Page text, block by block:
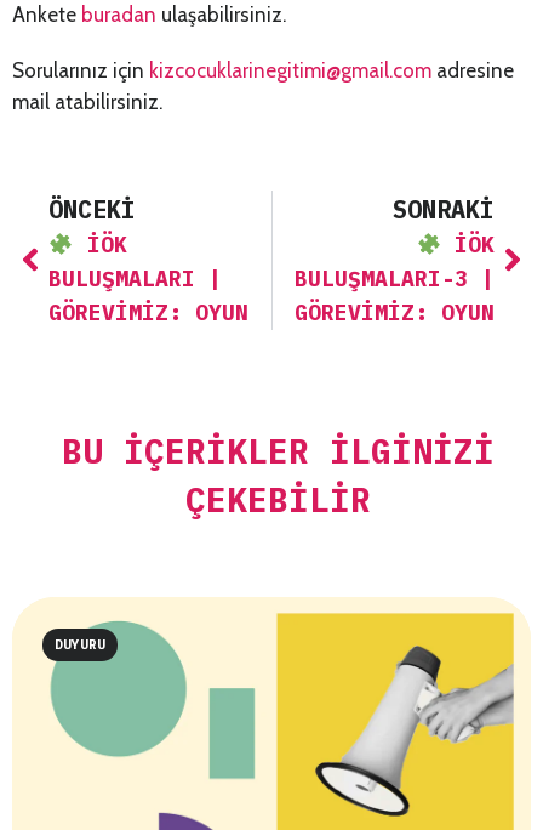
Ankete buradan ulaşabilirsiniz.
Sorularınız için kizcocuklarinegitimi@gmail.com adresine
mail atabilirsiniz.
ÖNCEKI
İÖK
BULUŞMALARI |
GÖREVIMIZ: OYUN
SONRAKI
İÖK
BULUŞMALARI-3 |
GÖREVIMIZ: OYUN
BU İÇERIKLER İLGINIZI
ÇEKEBILIR
DUYURU